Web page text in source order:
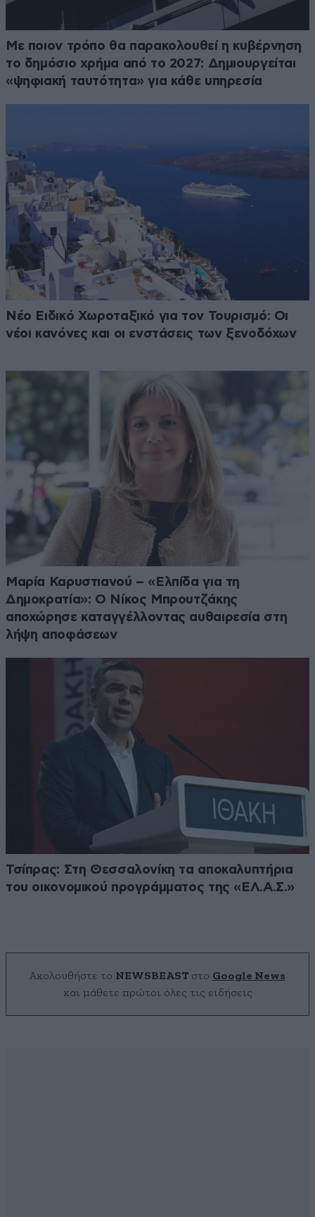
Με ποιον τρόπο θα παρακολουθεί η κυβέρνηση
το δημόσιο χρήμα από το 2027: Δημιουργείται
«ψηφιακή ταυτότητα» για κάθε υπηρεσία
Νέο Ειδικό Χωροταξικό για τον Τουρισμό: Οι
νέοι κανόνες και οι ενστάσεις των ξενοδόχων
Μαρία Καρυστιανού – «Ελπίδα για τη
Δημοκρατία»: Ο Νίκος Μπρουτζάκης
αποχώρησε καταγγέλλοντας αυθαιρεσία στη
λήψη αποφάσεων
Τσίπρας: Στη Θεσσαλονίκη τα αποκαλυπτήρια
του οικονομικού προγράμματος της «ΕΛ.Α.Σ.»
Ακολουθήστε το NEWSBEAST στο Google News
και μάθετε πρώτοι όλες τις ειδήσεις